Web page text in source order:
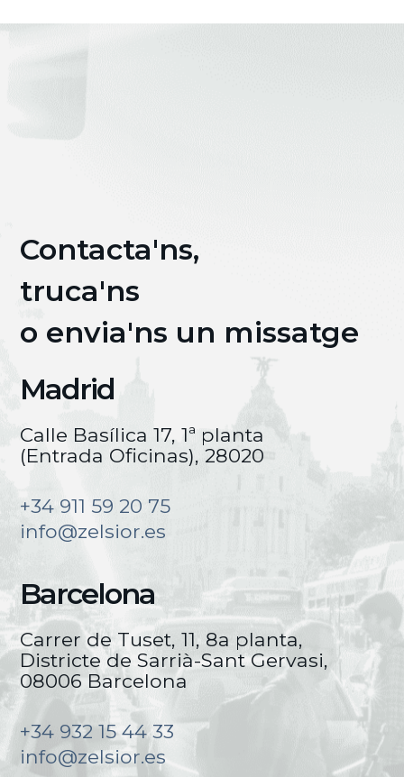
Contacta'ns,
truca'ns
o envia'ns un missatge
Madrid
Calle Basílica 17, 1ª planta
(Entrada Oficinas), 28020
+34 911 59 20 75
info@zelsior.es
Barcelona
Carrer de Tuset, 11, 8a planta,
Districte de Sarrià-Sant Gervasi,
08006 Barcelona
+34 932 15 44 33
info@zelsior.es